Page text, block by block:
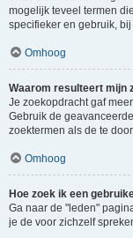
mogelijk teveel termen
specifieker en gebruik,
Omhoog
Waarom resulteert mijn
Je zoekopdracht gaf
Gebruik de
zoektermen als de te
Omhoog
Hoe zoek ik een
Ga naar de "leden"
je de voor zichzelf